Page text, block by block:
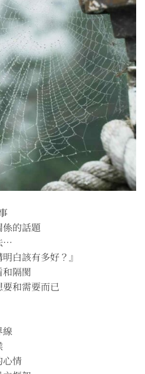
係的話題
⋯
白該有多好？』
隔閡
和需要而已
線
情